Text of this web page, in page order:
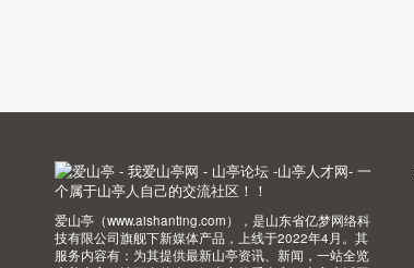
爱山亭（www.aishanting.com），是山东省亿梦网络科
技有限公司旗舰下新媒体产品，上线于2022年4月。其
服务内容有：为其提供最新山亭资讯、新闻，一站全览